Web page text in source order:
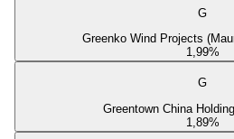
G
Greenko Wind Projects
1,99%
G
Greentown China
1,89%